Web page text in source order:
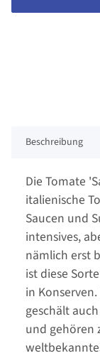
Beschreibung
Die Tomate
italienische
Saucen und
intensives,
nämlich erst
ist diese
in
geschält
und gehören